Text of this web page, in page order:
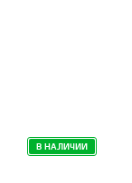
В НАЛИЧИИ